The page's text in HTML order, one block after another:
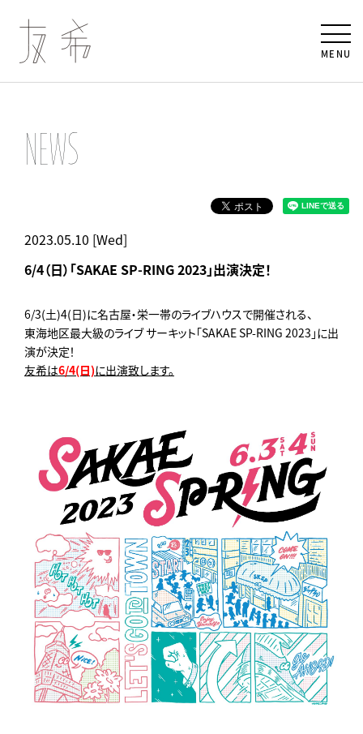
MENU
NEWS
2023.05.10 [Wed]
6/4（日）「SAKAE SP-RING 2023」出演決定！
6/3(土)4(日)に名古屋・栄一帯のライブハウスで開催される、
東海地区最大級のライブ サーキット「SAKAE SP-RING 2023」に出
演が決定！
友希は6/4(日)に出演致します。